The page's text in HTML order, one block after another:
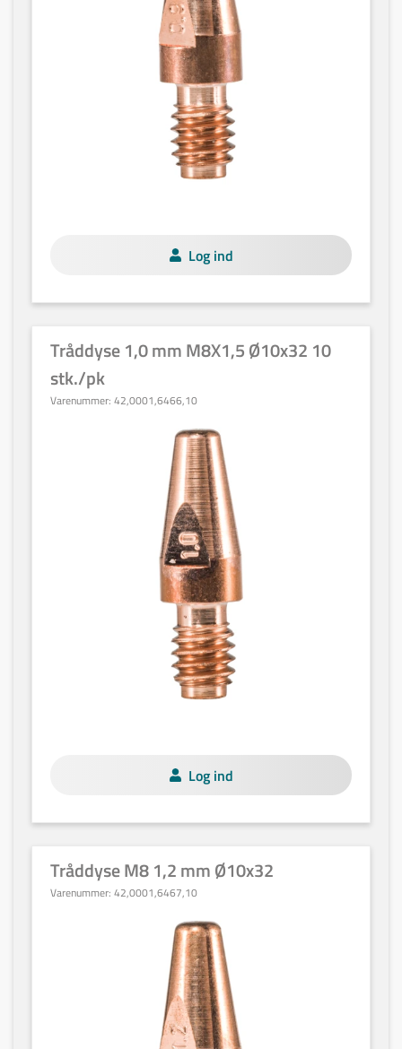
Log ind
Tråddyse 1,0 mm M8X1,5 Ø10x32 10
stk./pk
Varenummer: 42,0001,6466,10
Log ind
Tråddyse M8 1,2 mm Ø10x32
Varenummer: 42,0001,6467,10